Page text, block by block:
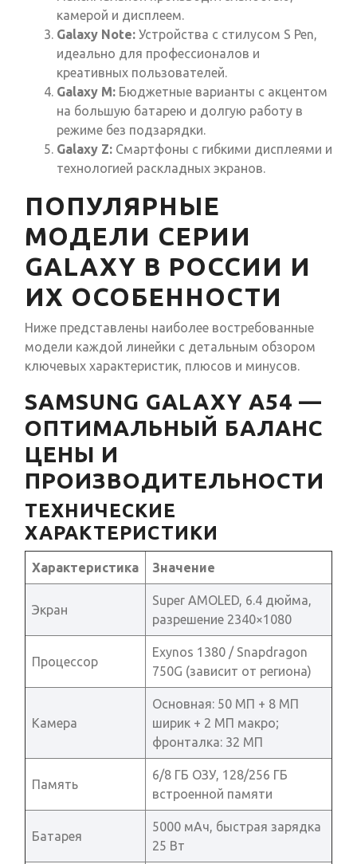
камерой и дисплеем.
Galaxy Note: Устройства с стилусом S Pen,
идеально для профессионалов и
креативных пользователей.
Galaxy M: Бюджетные варианты с акцентом
на большую батарею и долгую работу в
режиме без подзарядки.
Galaxy Z: Смартфоны с гибкими дисплеями и
технологией раскладных экранов.
ПОПУЛЯРНЫЕ
МОДЕЛИ СЕРИИ
GALAXY В РОССИИ И
ИХ ОСОБЕННОСТИ
Ниже представлены наиболее востребованные
модели каждой линейки с детальным обзором
ключевых характеристик, плюсов и минусов.
SAMSUNG GALAXY A54 —
ОПТИМАЛЬНЫЙ БАЛАНС
ЦЕНЫ И
ПРОИЗВОДИТЕЛЬНОСТИ
ТЕХНИЧЕСКИЕ
ХАРАКТЕРИСТИКИ
Характеристика Значение
Экран
Super AMOLED, 6.4 дюйма,
разрешение 2340×1080
Процессор
Exynos 1380 / Snapdragon
750G (зависит от региона)
Камера
Основная: 50 МП + 8 МП
ширик + 2 МП макро;
фронталка: 32 МП
Память
6/8 ГБ ОЗУ, 128/256 ГБ
встроенной памяти
Батарея
5000 мАч, быстрая зарядка
25 Вт